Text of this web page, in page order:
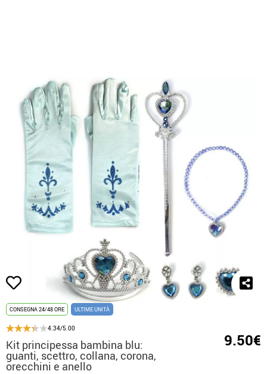
CONSEGNA 24/48 ORE ULTIME UNITÀ
4.34/5.00
Kit principessa bambina blu:
guanti, scettro, collana, corona,
orecchini e anello
9.50€